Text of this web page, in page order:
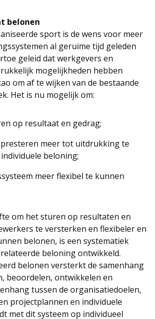
belonen
sport is de wens voor meer
al geruime tijd geleden
geleid dat werkgevers en
mogelijkheden hebben
om af te wijken van de bestaande
Het is nu mogelijk om:
op resultaat en gedrag;
meer tot uitdrukking te
beloning;
meer flexibel te kunnen
om het sturen op resultaten en
te versterken en flexibeler en
belonen, is een systematiek
beloning ontwikkeld.
belonen versterkt de samenhang
beoordelen, ontwikkelen en
tussen de organisatiedoelen,
projectplannen en individuele
met dit systeem op individueel